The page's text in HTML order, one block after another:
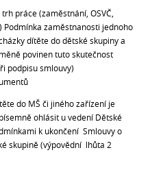
práce (zaměstnání, OSVČ,
zaměstnanosti jednoho
dítěte do dětské skupiny a
povinen tuto skutečnost
podpisu smlouvy)
do MŠ či jiného zařízení je
ohlásit u vedení Dětské
k ukončení Smlouvy o
skupině (výpovědní lhůta 2